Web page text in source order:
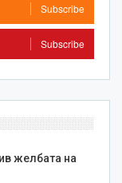
Subscribe
Subscribe
желбата на